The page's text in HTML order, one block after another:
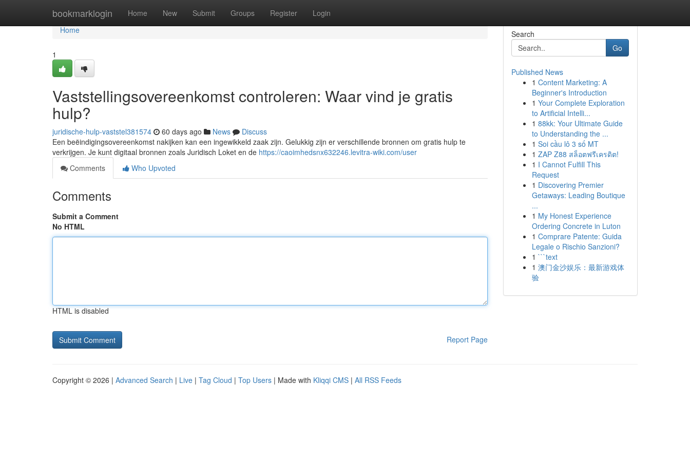
bookmarklogin Home New Submit Groups Register Login
Home
Home
1
Vaststellingsovereenkomst controleren: Waar vind je gratis
hulp?
juridische-hulp-vaststel381574 60 days ago News
Discuss
Een beëindigingsovereenkomst nakijken kan een ingewikkeld zaak zijn. Gelukkig zijn er verschillende bronnen om gratis hulp te
verkrijgen. Je kunt digitaal bronnen zoals Juridisch Loket en de https://caoimhedsnx632246.levitra-wiki.com/user
Comments
Who Upvoted
Comments
Submit a Comment
No HTML
HTML is disabled
Report Page
Search
Go
Published News
1 Content Marketing: A
Beginner's Introduction
1 Your Complete Exploration
to Artificial Intelli...
1 88kk: Your Ultimate Guide
to Understanding the ...
1 Soi cầu lô 3 số MT
1 ZAP Z88 สล็อตฟรีเครดิต!
1 I Cannot Fulfill This
Request
1 Discovering Premier
Getaways: Leading Boutique
...
1 My Honest Experience
Ordering Concrete in Luton
1 Comprare Patente: Guida
Legale o Rischio Sanzioni?
1 ```text
1 澳门金沙娱乐：最新游戏体
验
Copyright © 2026 | Advanced Search | Live | Tag Cloud | Top Users | Made with Kliqqi CMS | All RSS Feeds